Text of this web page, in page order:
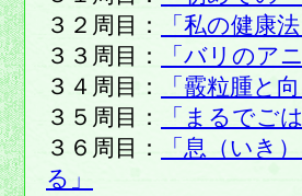
３２周目：
「私の健康
３３周目：
「バリのア
３４周目：
「霰粒腫と
３５周目：
「まるでご
３６周目：
「息（いき
る」